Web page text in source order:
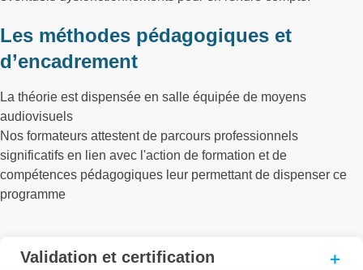
Les méthodes pédagogiques et
d’encadrement
La théorie est dispensée en salle équipée de moyens
audiovisuels
Nos formateurs attestent de parcours professionnels
significatifs en lien avec l'action de formation et de
compétences pédagogiques leur permettant de dispenser ce
programme
Validation et certification